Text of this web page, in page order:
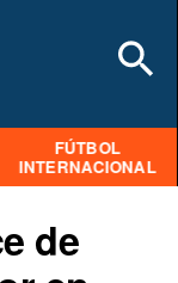
FÚTBOL
INTERNACIONAL
de